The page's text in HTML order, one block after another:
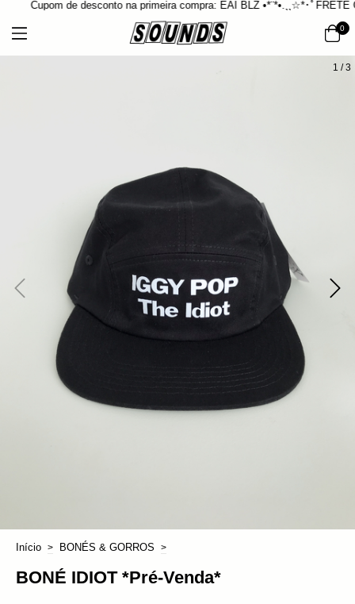
Cupom de desconto na primeira compra: EAI BLZ •*¨*•.¸¸☆*･ﾟFRETE
0
1 /3
Início > BONÉS & GORROS >
BONÉ IDIOT *Pré-Venda*